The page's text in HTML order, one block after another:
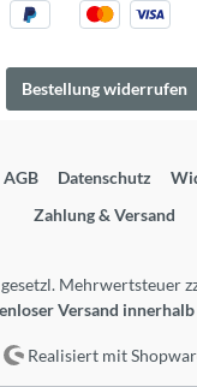
Bestellung widerrufen
AGB Datenschutz
Zahlung & Versand
Mehrwertsteuer
Versand
Realisiert mit